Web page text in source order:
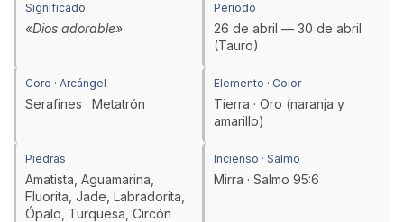
Significado
«Dios adorable»
Periodo
26 de abril — 30 de abril
(Tauro)
Coro · Arcángel
Serafines · Metatrón
Elemento · Color
Tierra · Oro (naranja y
amarillo)
Piedras
Amatista, Aguamarina,
Fluorita, Jade, Labradorita,
Ópalo, Turquesa, Circón
Incienso · Salmo
Mirra · Salmo 95:6